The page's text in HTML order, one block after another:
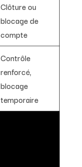
Clôture ou
blocage de
compte
Contrôle
renforcé,
blocage
temporaire